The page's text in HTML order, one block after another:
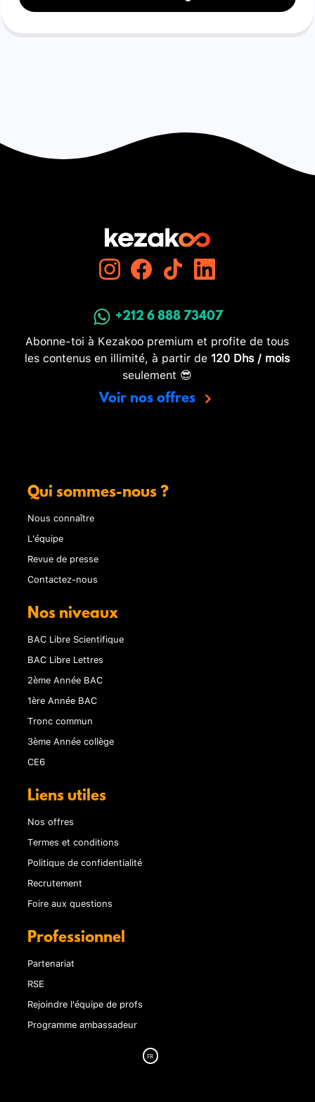
+212 6 888 73407
Abonne-toi à Kezakoo premium et profite de tous
les contenus en illimité, à partir de 120 Dhs / mois
seulement 😎
Voir nos offres
Qui sommes-nous ?
Nous connaître
L'équipe
Revue de presse
Contactez-nous
Nos niveaux
BAC Libre Scientifique
BAC Libre Lettres
2ème Année BAC
1ère Année BAC
Tronc commun
3ème Année collège
CE6
Liens utiles
Nos offres
Termes et conditions
Politique de confidentialité
Recrutement
Foire aux questions
Professionnel
Partenariat
RSE
Rejoindre l'équipe de profs
Programme ambassadeur